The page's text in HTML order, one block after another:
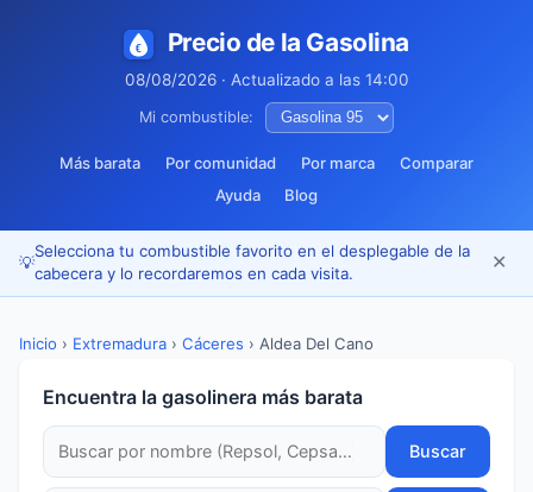
Precio de la Gasolina
08/08/2026 · Actualizado a las 14:00
Mi combustible:
Más barata Por comunidad Por marca
Comparar
Ayuda
Blog
💡
Selecciona tu combustible favorito en el desplegable de la
cabecera y lo recordaremos en cada visita.
✕
Inicio › Extremadura › Cáceres › Aldea Del Cano
Encuentra la gasolinera más barata
Buscar